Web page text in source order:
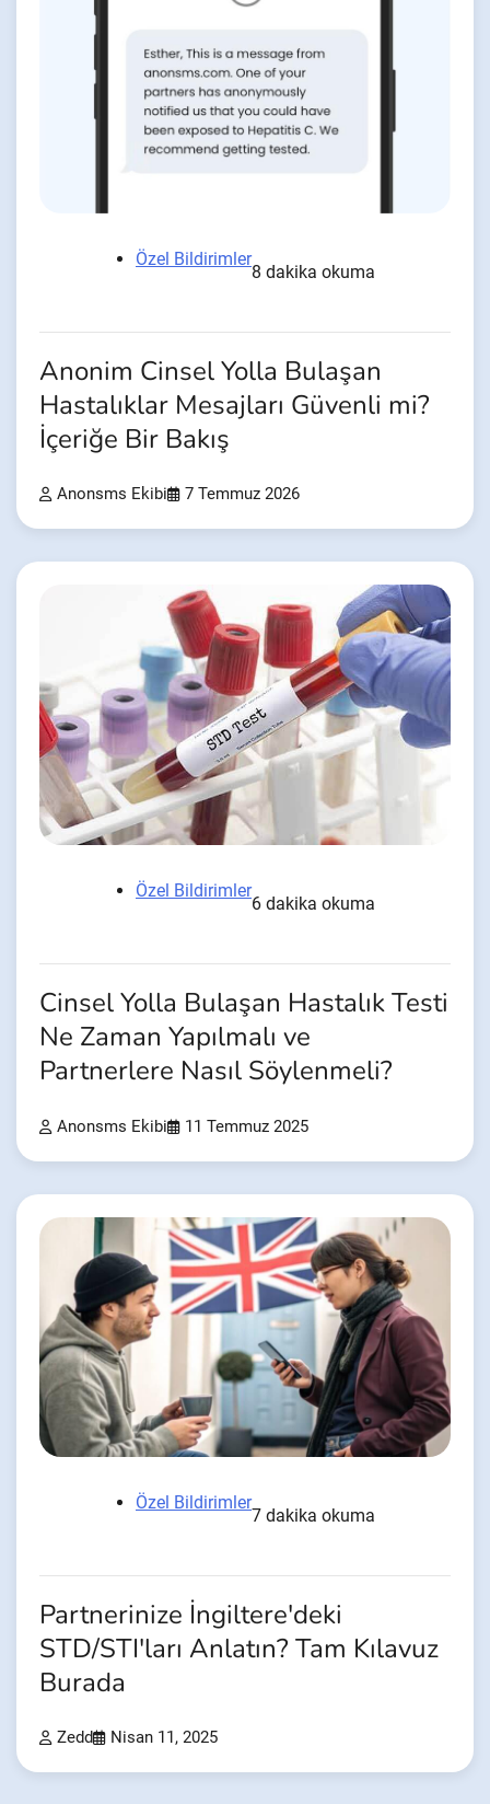
Özel Bildirimler
8 dakika okuma
Anonim Cinsel Yolla Bulaşan
Hastalıklar Mesajları Güvenli mi?
İçeriğe Bir Bakış
Anonsms Ekibi 7 Temmuz 2026
Özel Bildirimler
6 dakika okuma
Cinsel Yolla Bulaşan Hastalık Testi
Ne Zaman Yapılmalı ve
Partnerlere Nasıl Söylenmeli?
Anonsms Ekibi 11 Temmuz 2025
Özel Bildirimler
7 dakika okuma
Partnerinize İngiltere'deki
STD/STI'ları Anlatın? Tam Kılavuz
Burada
Zedd Nisan 11, 2025